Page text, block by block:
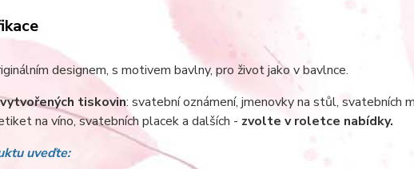
designem, s motivem bavlny, pro život jako v bavlnce.
tiskovin: svatební oznámení, jmenovky na stůl, svatebních
na víno, svatebních placek a dalších - zvolte v roletce nabídky.
uveďte: